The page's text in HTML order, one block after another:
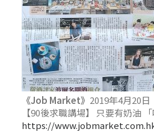
《Job Market》 2019年4月20日
【90後求職講場】 只要有奶油
https://